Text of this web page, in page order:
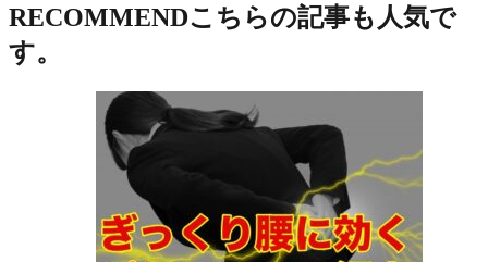
RECOMMENDこちらの記事も人気で
す。